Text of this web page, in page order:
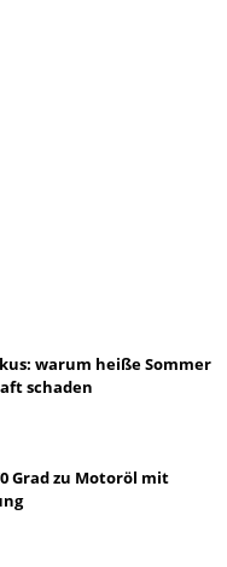
warum heiße Sommer
schaden
Grad zu Motoröl mit